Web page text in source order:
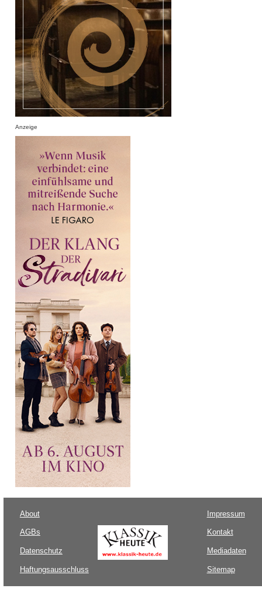
Anzeige
About
AGBs
Datenschutz
Haftungsausschluss
Impressum
Kontakt
Mediadaten
Sitemap